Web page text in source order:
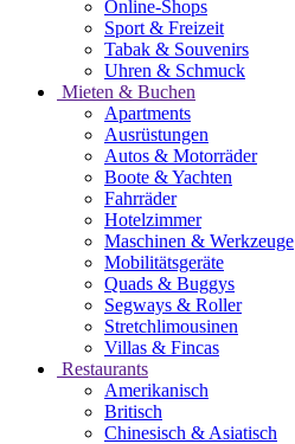
Online-Shops
Sport & Freizeit
Tabak & Souvenirs
Uhren & Schmuck
Mieten & Buchen
Apartments
Ausrüstungen
Autos & Motorräder
Boote & Yachten
Fahrräder
Hotelzimmer
Maschinen & Werkzeuge
Mobilitätsgeräte
Quads & Buggys
Segways & Roller
Stretchlimousinen
Villas & Fincas
Restaurants
Amerikanisch
Britisch
Chinesisch & Asiatisch